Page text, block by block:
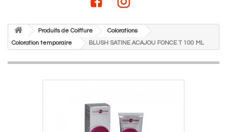
Produits de Coiffure
Colorations
Coloration temporaire
BLUSH SATINE ACAJOU FONCE T 100 ML